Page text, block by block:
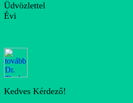
Üdvözlettel
Évi
Kedves Kérdező!